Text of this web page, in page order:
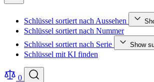
Schlüssel sortiert nach Aussehen
Schlüssel sortiert nach Nummer
Schlüssel sortiert nach Serie
Show
Schlüssel mit KI finden
0